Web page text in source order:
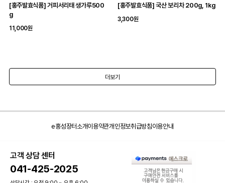
[홍주발효식품] 거피서리태 생가루500
g
11,000원
[홍주발효식품] 국산 보리차 200g, 1kg
3,300원
더보기
e홍성장터소개이용약관개인정보취급방침이용안내
고객 상담 센터
041-425-2025